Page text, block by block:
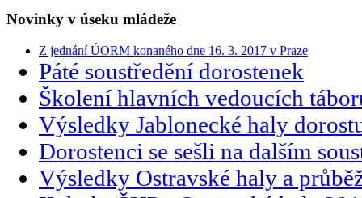
Novinky v úseku mládeže
Z jednání ÚORM konaného dne 16. 3. 2017 v Praze
Páté soustředění dorostenek
Školení hlavních vedoucích
Výsledky Jablonecké haly
Dorostenci se sešli na dalším
Výsledky Ostravské haly a